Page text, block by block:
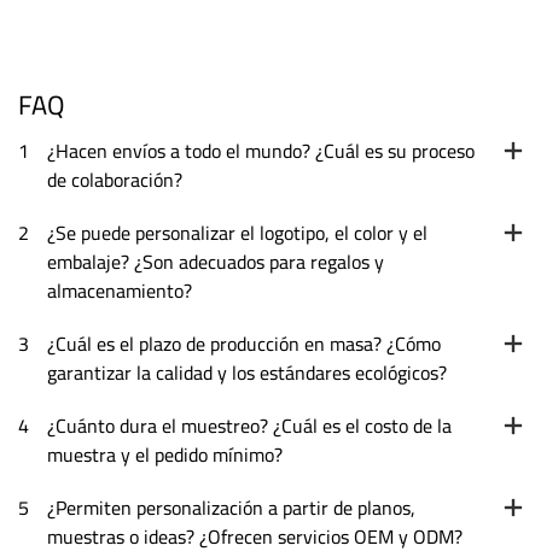
FAQ
1 ¿Hacen envíos a todo el mundo? ¿Cuál es su proceso
de colaboración?
2 ¿Se puede personalizar el logotipo, el color y el
embalaje? ¿Son adecuados para regalos y
almacenamiento?
3 ¿Cuál es el plazo de producción en masa? ¿Cómo
garantizar la calidad y los estándares ecológicos?
4 ¿Cuánto dura el muestreo? ¿Cuál es el costo de la
muestra y el pedido mínimo?
5 ¿Permiten personalización a partir de planos,
muestras o ideas? ¿Ofrecen servicios OEM y ODM?